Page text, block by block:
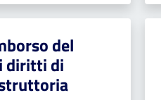
del
diritti di